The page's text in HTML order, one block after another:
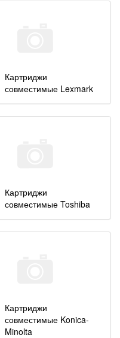
Картриджи
совместимые Lexmark
Картриджи
совместимые Toshiba
Картриджи
совместимые Konica-
Minolta